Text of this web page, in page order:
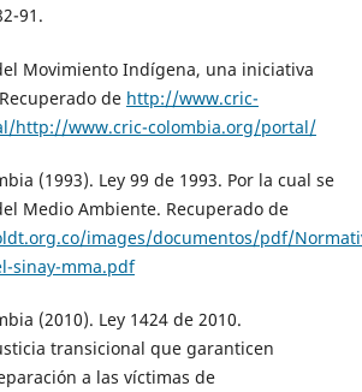
91.
Movimiento Indígena, una iniciativa
de http://www.cric-
http://www.cric-colombia.org/portal/
(1993). Ley 99 de 1993. Por la cual se
Medio Ambiente. Recuperado de
images/documentos/pdf/
sinay-mma.pdf
(2010). Ley 1424 de 2010.
transicional que garanticen
a las víctimas de